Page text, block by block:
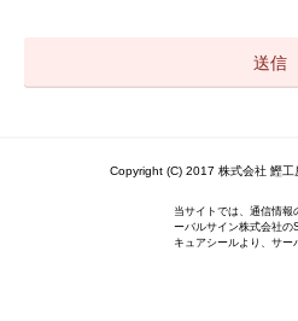
Copyright (C) 2017 株式会社 鰹
当サイトでは、通信情報
ーバルサイン株式会社の
キュアシールより、サー